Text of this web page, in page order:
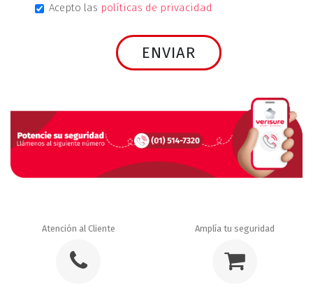
Acepto las políticas de privacidad
Atención al Cliente Amplía tu seguridad